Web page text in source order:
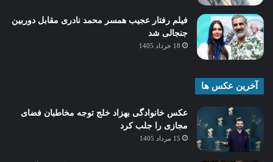
فیلم رفتار عجیب همسر محمد نادری مقابل دوربین
جنجالی شد
18 خرداد 1405
آخرین عکس ها
عکس خانوادگی بهزاد خلج توجه مخاطبان فضای
مجازی را جلب کرد
15 مرداد 1405